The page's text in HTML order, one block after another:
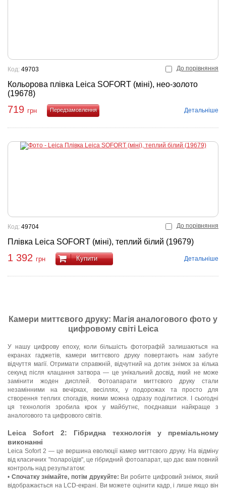
До порівняння
Кольорова плівка Leica SOFORT (міні), нео-золото
(19678)
Код: 49703
719 грн
Детальніше
До порівняння
Плівка Leica SOFORT (міні), теплий білий (19679)
Код: 49704
1 392 грн Купити Детальніше
Камери миттєвого друку: Магія аналогового фото у
цифровому світі Leica
У нашу цифрову епоху, коли більшість фотографій залишаються на
екранах гаджетів, камери миттєвого друку повертають нам забуте
відчуття магії. Отримати справжній, відчутний на дотик знімок за кілька
секунд після клацання затвора — це унікальний досвід, який не може
замінити жоден дисплей. Фотоапарати миттєвого друку стали
незамінними на вечірках, весіллях, у подорожах та просто для
створення теплих спогадів, якими можна одразу поділитися. І сьогодні
ця технологія зробила крок у майбутнє, поєднавши найкраще з
аналогового та цифрового світів.
Leica Sofort 2: Гібридна технологія у преміальному
виконанні
Leica Sofort 2 — це вершина еволюції камер миттєвого друку. На відміну
від класичних "полароїдів", це гібридний фотоапарат, що дає вам повний
контроль над результатом:
• Спочатку знімайте, потім друкуйте: Ви робите цифровий знімок, який
відображається на LCD-екрані. Ви можете оцінити кадр, і лише якщо він